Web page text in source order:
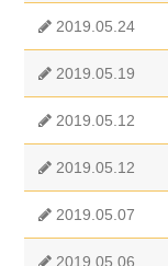
2019.05.24
2019.05.19
2019.05.12
2019.05.12
2019.05.07
2019.05.06